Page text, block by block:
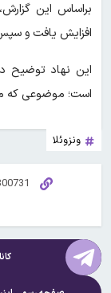
افزایش یافت و سپس در
این نهاد توضیح
است؛ موضوعی که
ونزوئلا